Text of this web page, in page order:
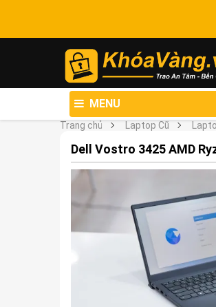
MENU
Trang chủ
Laptop Cũ
Dell Vostro 3425 AMD